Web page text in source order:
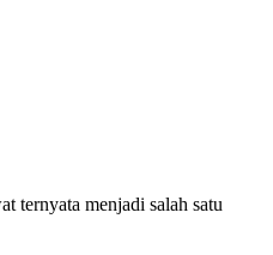
ternyata menjadi salah satu